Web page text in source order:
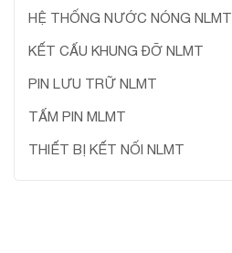
HỆ THỐNG NƯỚC NÓNG NLMT
KẾT CẤU KHUNG ĐỠ NLMT
PIN LƯU TRỮ NLMT
TẤM PIN MLMT
THIẾT BỊ KẾT NỐI NLMT